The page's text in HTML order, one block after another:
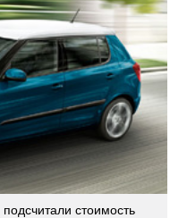
подсчитали стоимость